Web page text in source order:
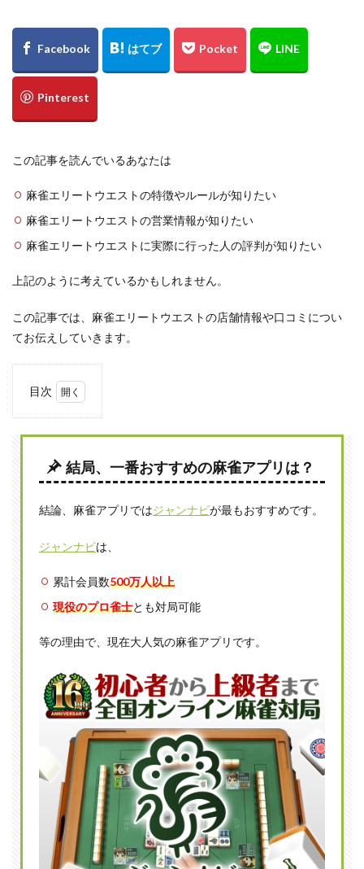
この記事を読んでいるあなたは
麻雀エリートウエストの特徴やルールが知りたい
麻雀エリートウエストの営業情報が知りたい
麻雀エリートウエストに実際に行った人の評判が知りたい
上記のように考えているかもしれません。
この記事では、麻雀エリートウエストの店舗情報や口コミについ
てお伝えしていきます。
目次
スト
新橋
卓専
門雀
1.2
の用
意が
ある
のが
感染
策も
万全
結局、一番おすすめの麻雀アプリは？
結論、麻雀アプリではジャンナビが最もおすすめです。
ジャンナビは、
累計会員数500万人以上
現役のプロ雀士とも対局可能
等の理由で、現在大人気の麻雀アプリです。